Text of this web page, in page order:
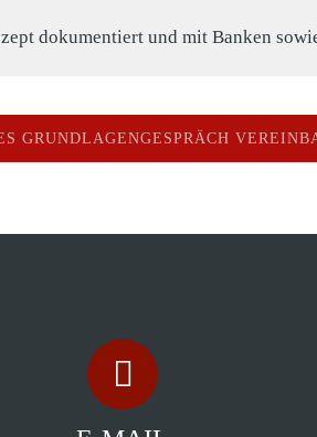
dokumentiert und mit Banken
GRUNDLAGENGESPRÄCH